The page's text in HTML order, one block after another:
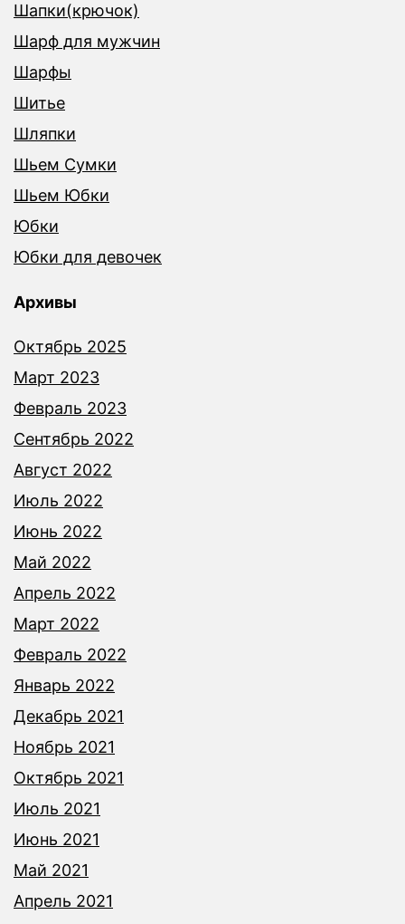
Шапки(крючок)
Шарф для мужчин
Шарфы
Шитье
Шляпки
Шьем Сумки
Шьем Юбки
Юбки
Юбки для девочек
Архивы
Октябрь 2025
Март 2023
Февраль 2023
Сентябрь 2022
Август 2022
Июль 2022
Июнь 2022
Май 2022
Апрель 2022
Март 2022
Февраль 2022
Январь 2022
Декабрь 2021
Ноябрь 2021
Октябрь 2021
Июль 2021
Июнь 2021
Май 2021
Апрель 2021